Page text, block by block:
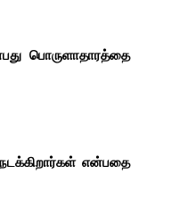
பொருளாதாரத்தை
என்பதை